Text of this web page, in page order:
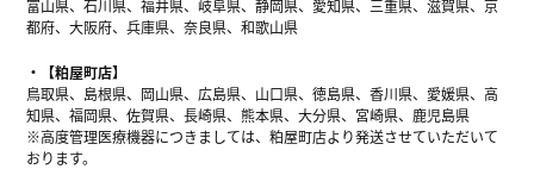
富山県、石川県、福井県、岐阜県、静岡県、愛知県、三重県、滋賀県、京
都府、大阪府、兵庫県、奈良県、和歌山県
【粕屋町店】
鳥取県、島根県、岡山県、広島県、山口県、徳島県、香川県、愛媛県、高
知県、福岡県、佐賀県、長崎県、熊本県、大分県、宮崎県、鹿児島県
※高度管理医療機器につきましては、粕屋町店より発送させていただいて
おります。